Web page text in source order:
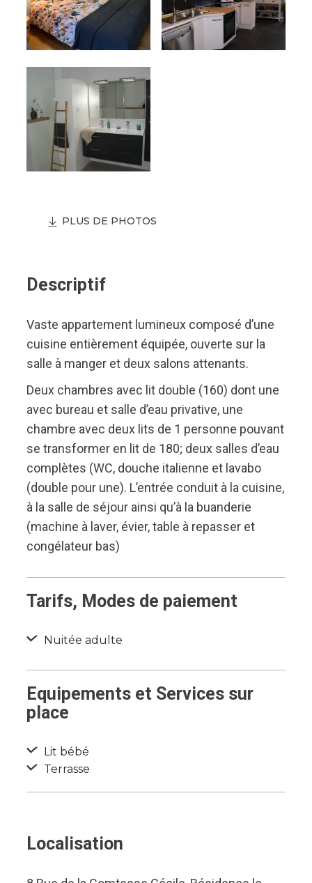
PLUS DE PHOTOS
Descriptif
Vaste appartement lumineux composé d’une
cuisine entièrement équipée, ouverte sur la
salle à manger et deux salons attenants.
Deux chambres avec lit double (160) dont une
avec bureau et salle d’eau privative, une
chambre avec deux lits de 1 personne pouvant
se transformer en lit de 180; deux salles d’eau
complètes (WC, douche italienne et lavabo
(double pour une). L’entrée conduit à la cuisine,
à la salle de séjour ainsi qu’à la buanderie
(machine à laver, évier, table à repasser et
congélateur bas)
Tarifs, Modes de paiement
Nuitée adulte
Equipements et Services sur
place
Lit bébé
Terrasse
Localisation